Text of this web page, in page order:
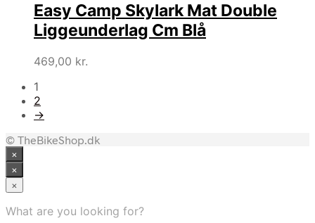
Easy Camp Skylark Mat Double
Liggeunderlag Cm Blå
469,00 kr.
1
2
→
© TheBikeShop.dk
×
×
×
What are you looking for?